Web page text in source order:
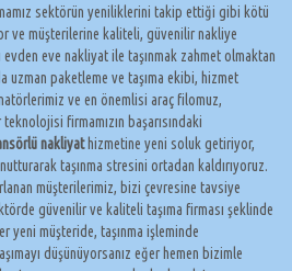
sektörün yeniliklerini takip ettiği gibi kötü
ve müşterilerine kaliteli, güvenilir nakliye
evden eve nakliyat ile taşınmak zahmet olmaktan
uzman paketleme ve taşıma ekibi, hizmet
ve en önemlisi araç filomuz,
firmamızın başarısındaki
nakliyathizmetine yeni soluk getiriyor,
taşınma stresini ortadan kaldırıyoruz.
müşterilerimiz, bizi çevresine tavsiye
güvenilir ve kaliteli taşıma firması şeklinde
yeni müşteride, taşınma işleminde
düşünüyorsanız eğer hemen bizimle